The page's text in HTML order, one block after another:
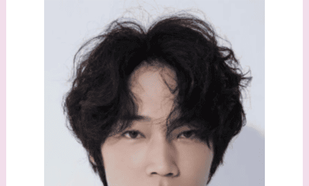
【画像】山田裕貴の家
系図・家族構成は？嫁
西野七瀬との馴れ初め
や現在の活動は？
【画像】平子理沙と似
てる有名人３選！ヒア
ルロン酸で顔が変わっ
た？村井克行との関係
は？